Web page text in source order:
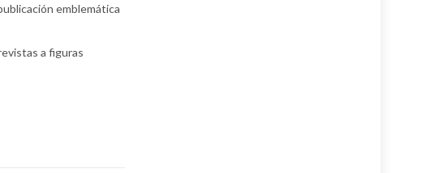
emblemática
a figuras